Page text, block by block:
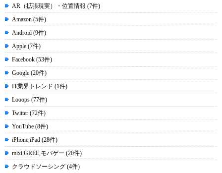
AR（拡張現実）・位置情報 (7件)
Amazon (5件)
Android (9件)
Apple (7件)
Facebook (53件)
Google (20件)
IT業界トレンド (1件)
Looops (77件)
Twitter (72件)
YouTube (8件)
iPhone,iPad (28件)
mixi,GREE,モバゲー (20件)
クラウドソーシング (4件)